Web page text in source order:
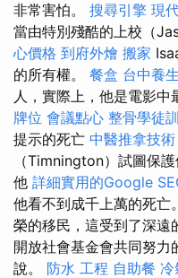
非常害怕。 搜尋引擎 現
當由特別殘酷的上校（
心價格 到府外燴 搬家
的所有權。 餐盒 台中養
人，實際上，他是電影中
牌位 會議點心 整骨學徒
提示的死亡 中醫推拿技術
（Timnington）試圖保
他 詳細實用的Google
他看不到成千上萬的死亡
榮的移民，這受到了深遠
開放社會基金會共同努
說。 防水 工程 自助餐 冷